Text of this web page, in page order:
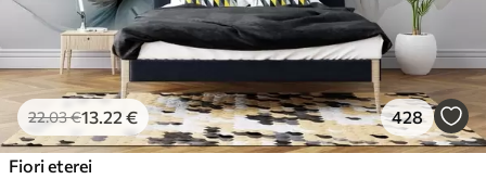
22.03€13 .22 € 428
Fiori eterei